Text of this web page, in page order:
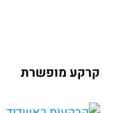
קרקע מופשרת